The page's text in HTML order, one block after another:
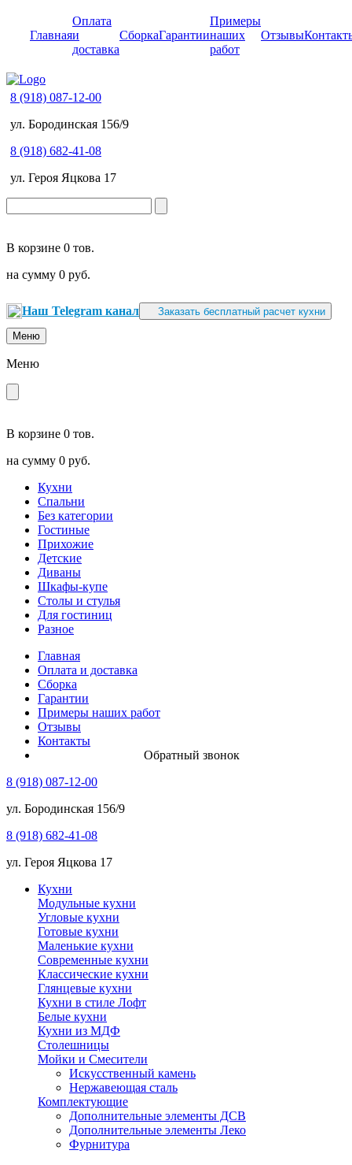
Главная
Оплата
и
доставка
СборкаГарантии
Примеры
наших
работ
Отзывы
8 (918) 087-12-00
ул. Бородинская 156/9
8 (918) 682-41-08
ул. Героя Яцкова 17
В корзине 0 тов.
на сумму 0 руб.
Наш Telegram канал Заказать бесплатный расчет кухни
Меню
Меню
В корзине 0 тов.
на сумму 0 руб.
Кухни
Спальни
Без категории
Гостиные
Прихожие
Детские
Диваны
Шкафы-купе
Столы и стулья
Для гостиниц
Разное
Главная
Оплата и доставка
Сборка
Гарантии
Примеры наших работ
Отзывы
Контакты
Обратный звонок
8 (918) 087-12-00
ул. Бородинская 156/9
8 (918) 682-41-08
ул. Героя Яцкова 17
Кухни
Модульные кухни
Угловые кухни
Готовые кухни
Маленькие кухни
Современные кухни
Классические кухни
Глянцевые кухни
Кухни в стиле Лофт
Белые кухни
Кухни из МДФ
Столешницы
Мойки и Смесители
Искусственный камень
Нержавеющая сталь
Комплектующие
Дополнительные элементы ДСВ
Дополнительные элементы Леко
Фурнитура